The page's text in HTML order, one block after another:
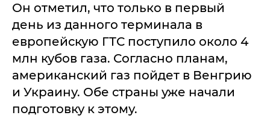
Он отметил, что только в первый
день из данного терминала в
европейскую ГТС поступило около 4
млн кубов газа. Согласно планам,
американский газ пойдет в Венгрию
и Украину. Обе страны уже начали
подготовку к этому.